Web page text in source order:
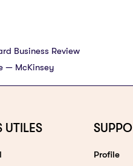
Business Review
— McKinsey
UTILES
Profile